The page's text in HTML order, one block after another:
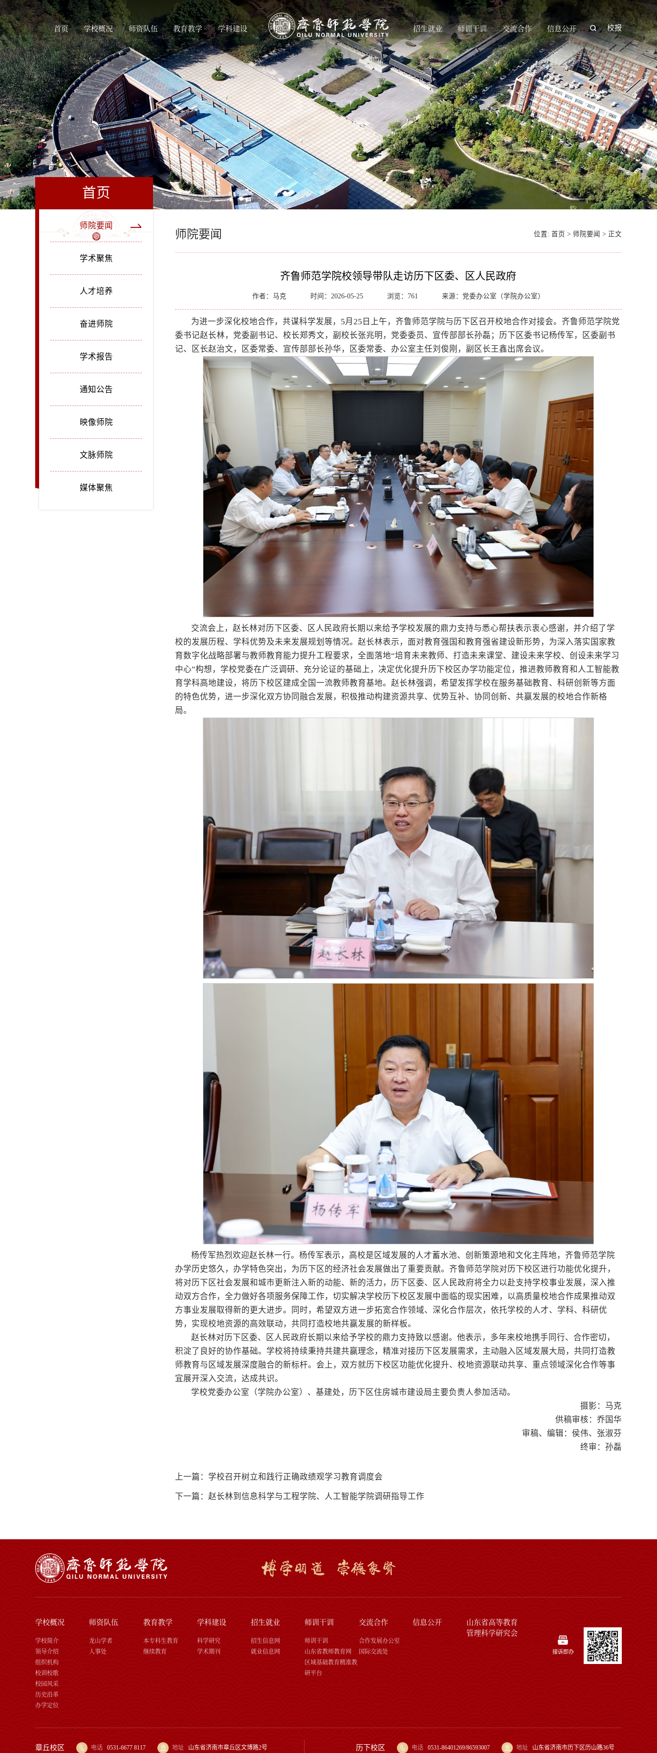
首页 学校概况 师资队伍 教育教学 学科建设 招生就业 师训干训 交流合作 信息公开 校报
首页
师院要闻
学术聚焦
人才培养
奋进师院
学术报告
通知公告
映像师院
文脉师院
媒体聚焦
师院要闻 位置: 首页 > 师院要闻 > 正文
齐鲁师范学院校领导带队走访历下区委、区人民政府
作者：马克 时间：2026-05-25 浏览： 761 来源：党委办公室（学院办公室）
为进一步深化校地合作，共谋科学发展，5月25日上午，齐鲁师范学院与历下区召开校地合作对接会。齐鲁师范学院党
委书记赵长林，党委副书记、校长郑秀文，副校长张兆明，党委委员、宣传部部长孙磊；历下区委书记杨传军，区委副书
记、区长赵治文，区委常委、宣传部部长孙华，区委常委、办公室主任刘俊刚，副区长王鑫出席会议。
交流会上，赵长林对历下区委、区人民政府长期以来给予学校发展的鼎力支持与悉心帮扶表示衷心感谢，并介绍了学
校的发展历程、学科优势及未来发展规划等情况。赵长林表示，面对教育强国和教育强省建设新形势，为深入落实国家教
育数字化战略部署与教师教育能力提升工程要求，全面落地“培育未来教师、打造未来课堂、建设未来学校、创设未来学习
中心”构想，学校党委在广泛调研、充分论证的基础上，决定优化提升历下校区办学功能定位，推进教师教育和人工智能教
育学科高地建设，将历下校区建成全国一流教师教育基地。赵长林强调，希望发挥学校在服务基础教育、科研创新等方面
的特色优势，进一步深化双方协同融合发展，积极推动构建资源共享、优势互补、协同创新、共赢发展的校地合作新格
局。
杨传军热烈欢迎赵长林一行。杨传军表示，高校是区域发展的人才蓄水池、创新策源地和文化主阵地，齐鲁师范学院
办学历史悠久，办学特色突出，为历下区的经济社会发展做出了重要贡献。齐鲁师范学院对历下校区进行功能优化提升，
将对历下区社会发展和城市更新注入新的动能、新的活力，历下区委、区人民政府将全力以赴支持学校事业发展，深入推
动双方合作，全力做好各项服务保障工作，切实解决学校历下校区发展中面临的现实困难，以高质量校地合作成果推动双
方事业发展取得新的更大进步。同时，希望双方进一步拓宽合作领域、深化合作层次，依托学校的人才、学科、科研优
势，实现校地资源的高效联动，共同打造校地共赢发展的新样板。
赵长林对历下区委、区人民政府长期以来给予学校的鼎力支持致以感谢。他表示，多年来校地携手同行、合作密切，
积淀了良好的协作基础。学校将持续秉持共建共赢理念，精准对接历下区发展需求，主动融入区域发展大局，共同打造教
师教育与区域发展深度融合的新标杆。会上，双方就历下校区功能优化提升、校地资源联动共享、重点领域深化合作等事
宜展开深入交流，达成共识。
学校党委办公室（学院办公室）、基建处，历下区住房城市建设局主要负责人参加活动。
摄影：马克
供稿审核：乔国华
审稿、编辑：侯伟、张淑芬
终审：孙磊
上一篇：学校召开树立和践行正确政绩观学习教育调度会
下一篇：赵长林到信息科学与工程学院、人工智能学院调研指导工作
学校概况
学校简介
领导介绍
组织机构
校训校歌
校园风采
历史沿革
办学定位
师资队伍
龙山学者
人事处
教育教学
本专科生教育
继续教育
学科建设
科学研究
学术期刊
招生就业
招生信息网
就业信息网
师训干训
师训干训
山东省教师教育网
区域基础教育精准教
研平台
交流合作
合作发展办公室
国际交流处
信息公开
山东省高等教育
管理科学研究会
接诉即办
章丘校区 电话 0531-6677 8117 地址 山东省济南市章丘区文博路2号 历下校区 电话 0531-86401269/86593007 地址 山东省济南市历下区历山路36号